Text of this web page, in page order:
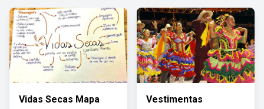
Vidas Secas Mapa
Vestimentas